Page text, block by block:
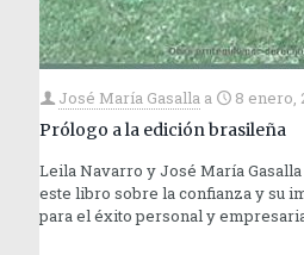
José María Gasalla a
8 enero,
Prólogo a la edición brasileña
Leila Navarro y José María
este libro sobre la confianza y su
para el éxito personal y